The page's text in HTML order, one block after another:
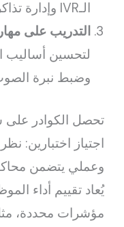
الـIVR وإدارة تذاكر الصيانة عبر نظام CRM.
التدريب على
لتحسين أساليب
وضبط نبرة
تحصل الكوادر على
اجتياز اختبارين:
وعملي يتضمن
يُعاد تقييم أداء
مؤشرات محددة،